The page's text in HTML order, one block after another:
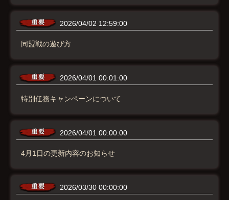
2026/04/02 12:59:00
同盟戦の遊び方
2026/04/01 00:01:00
特別任務キャンペーンについて
2026/04/01 00:00:00
4月1日の更新内容のお知らせ
2026/03/30 00:00:00